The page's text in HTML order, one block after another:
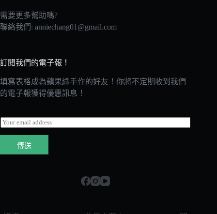
需要更多幫助嗎?
聯絡我們: anniechang01@gmail.com
訂閱我們的電子報！
填寫表格成為蘋果綠手作的好友！你將不定期收到我們
的電子報獲得優惠訊息！
E
m
a
l
傳送